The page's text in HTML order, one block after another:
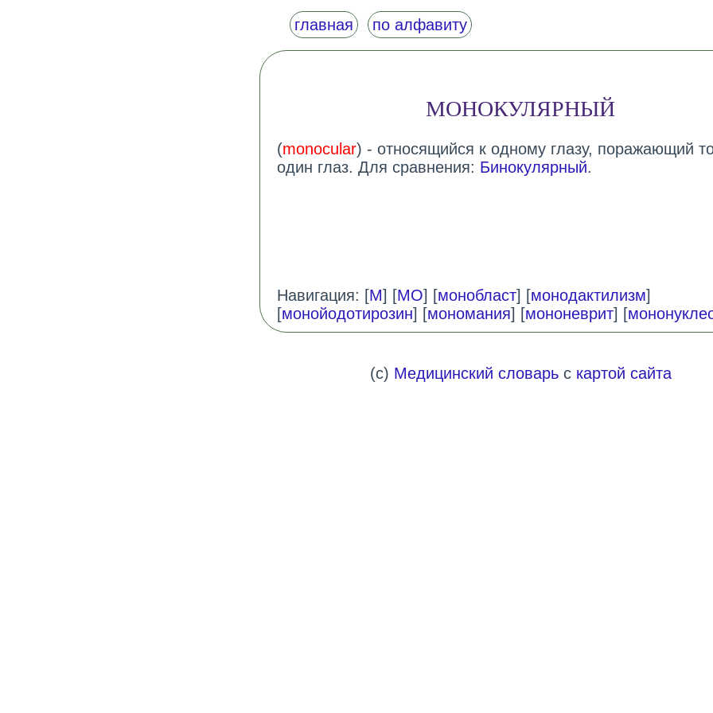
главная по алфавиту
МОНОКУЛЯРНЫЙ
(monocular) - относящийся к одному глазу, поражающий
один глаз. Для сравнения: Бинокулярный.
Навигация: [М] [МО] [монобласт] [монодактилизм]
[монойодотирозин] [мономания] [мононеврит] [
(c) Медицинский словарьс картой сайта